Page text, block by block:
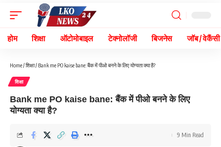
होम शिक्षा ऑटोमोबाइल टेक्नोलॉजी बिजनेस जॉब / वेकैंसी
Home/शिक्षा/ Bank me PO kaise bane: बैंक में पीओ बनने के लिए योग्यता क्या है?
शिक्षा
Bank me PO kaise bane: बैंक में पीओ बनने के लिए
योग्यता क्या है?
9 Min Read